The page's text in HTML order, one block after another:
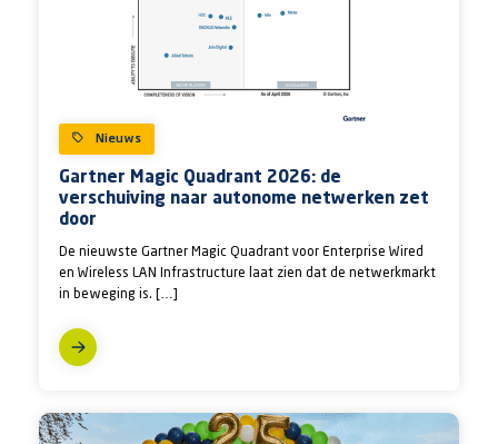
Nieuws
Gartner Magic Quadrant 2026: de
verschuiving naar autonome netwerken zet
door
De nieuwste Gartner Magic Quadrant voor Enterprise Wired
en Wireless LAN Infrastructure laat zien dat de netwerkmarkt
in beweging is. […]